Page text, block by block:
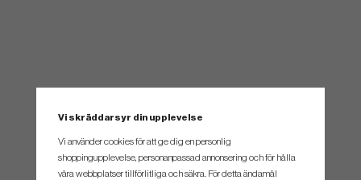
Vi skräddarsyr din upplevelse
Vi använder cookies för att ge dig en personlig
shoppingupplevelse, personanpassad annonsering och för hålla
våra webbplatser tillförlitliga och säkra. För detta ändamål